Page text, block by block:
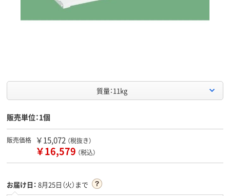
質量：11kg
販売単位：1個
販売価格 ￥15,072 （税抜き）
￥16,579 （税込）
お届け日： 8月25日（火）まで